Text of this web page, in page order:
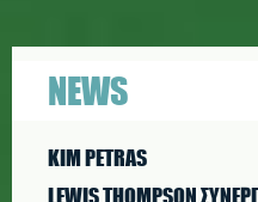
NEWS
KIM PETRAS
LEWIS THOMPSON